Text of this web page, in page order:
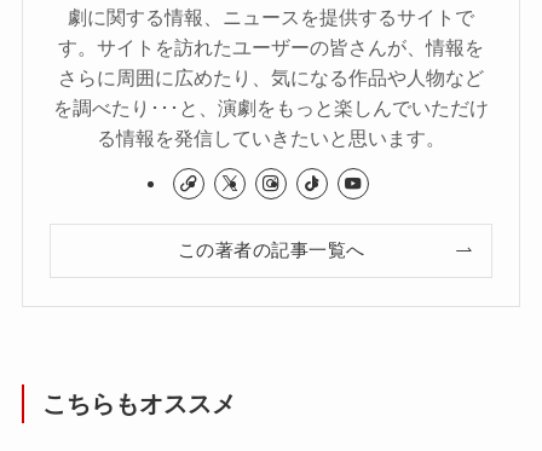
劇に関する情報、ニュースを提供するサイトで
す。サイトを訪れたユーザーの皆さんが、情報を
さらに周囲に広めたり、気になる作品や人物など
を調べたり･･･と、演劇をもっと楽しんでいただけ
る情報を発信していきたいと思います。
この著者の記事一覧へ
こちらもオススメ